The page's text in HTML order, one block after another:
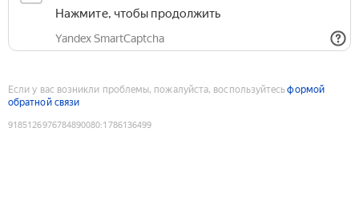
Нажмите, чтобы продолжить
Yandex SmartCaptcha
Если у вас возникли проблемы, пожалуйста, воспользуйтесьформой
обратной связи
9185126976784890080:1786136499